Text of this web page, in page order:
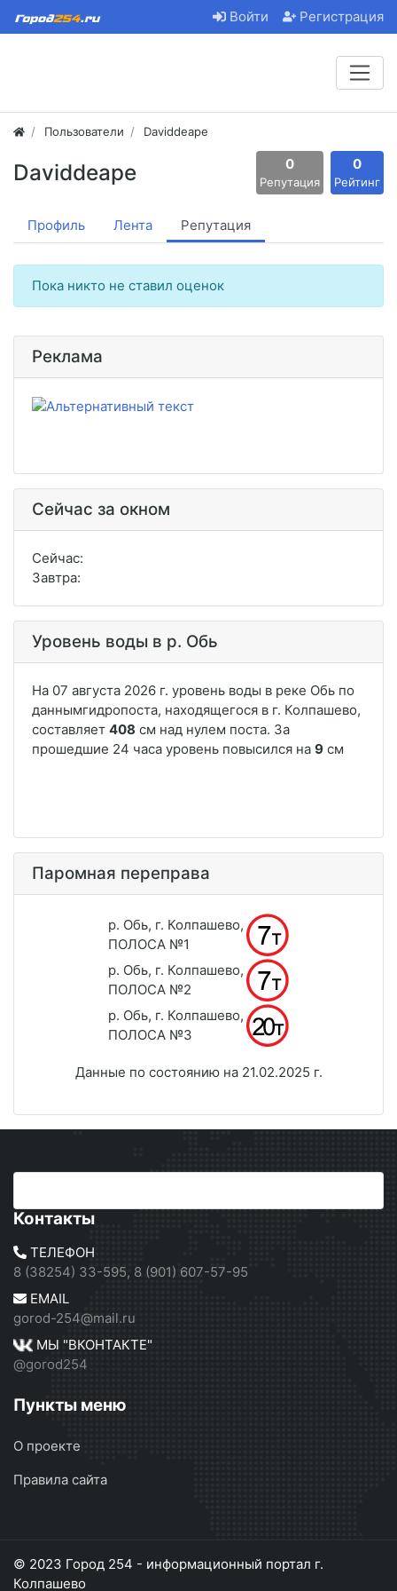
Войти Регистрация
Пользователи Daviddeape
Daviddeape 0
Репутация
0
Рейтинг
Профиль Лента Репутация
Пока никто не ставил оценок
Реклама
Сейчас за окном
Сейчас:
Завтра:
Уровень воды в р. Обь
Паромная переправа
р. Обь, г. Колпашево,
ПОЛОСА №1
р. Обь, г. Колпашево,
ПОЛОСА №2
р. Обь, г. Колпашево,
ПОЛОСА №3
Данные по состоянию на 21.02.2025 г.
Контакты
ТЕЛЕФОН
8 (38254) 33-595, 8 (901) 607-57-95
EMAIL
gorod-254@mail.ru
МЫ "ВКОНТАКТЕ"
@gorod254
Пункты меню
О проекте
Правила сайта
© 2023 Город 254 - информационный портал г.
Колпашево